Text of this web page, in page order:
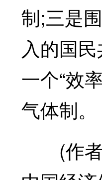
制;三是
入的国
一个“效
气体制。
(作者